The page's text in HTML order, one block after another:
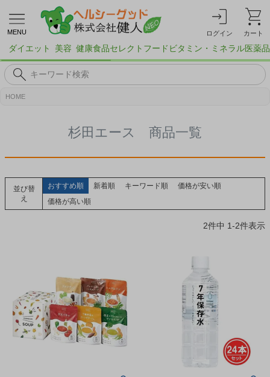
MENU ログイン カート
ダイエット 美容 健康食品セレクトフード ビタミン・ミネラル医薬品
HOME
杉田エース 商品一覧
並び替
え
おすすめ順 新着順 キーワード順
価格が安い順
価格が高い順
2件中 1-2件表示